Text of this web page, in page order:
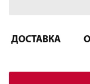
ДОСТАВКА